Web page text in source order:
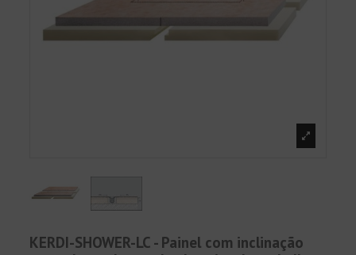
KERDI-SHOWER-LC - Painel com inclinação